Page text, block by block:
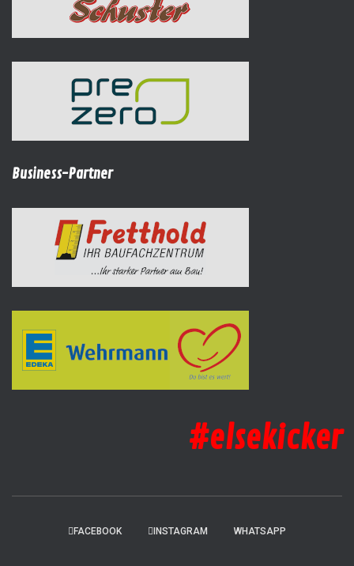
Business-Partner
#elsekicker
FACEBOOK INSTAGRAM WHATSAPP